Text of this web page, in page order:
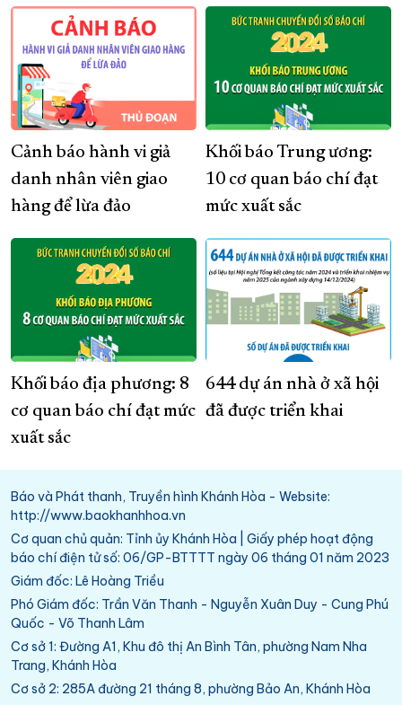
Cảnh báo hành vi giả
danh nhân viên giao
hàng để lừa đảo
Khối báo Trung ương:
10 cơ quan báo chí đạt
mức xuất sắc
Khối báo địa phương: 8
cơ quan báo chí đạt mức
xuất sắc
644 dự án nhà ở xã hội
đã được triển khai
Báo và Phát thanh, Truyền hình Khánh Hòa - Website:
http://www.baokhanhhoa.vn
Cơ quan chủ quản: Tỉnh ủy Khánh Hòa | Giấy phép hoạt động
báo chí điện tử số: 06/GP-BTTTT ngày 06 tháng 01 năm 2023
Giám đốc: Lê Hoàng Triều
Phó Giám đốc: Trần Văn Thanh - Nguyễn Xuân Duy - Cung Phú
Quốc - Võ Thanh Lâm
Cơ sở 1: Đường A1, Khu đô thị An Bình Tân, phường Nam Nha
Trang, Khánh Hòa
Cơ sở 2: 285A đường 21 tháng 8, phường Bảo An, Khánh Hòa